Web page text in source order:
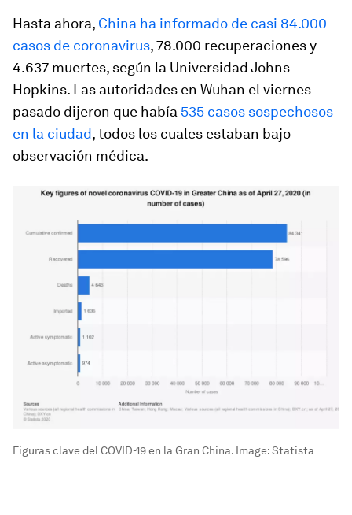
Hasta ahora, China ha informado de casi 84.000
casos de coronavirus, 78.000 recuperaciones y
4.637 muertes, según la Universidad Johns
Hopkins. Las autoridades en Wuhan el viernes
pasado dijeron que había 535 casos sospechosos
en la ciudad, todos los cuales estaban bajo
observación médica.
Figuras clave del COVID-19 en la Gran China. Image:Statista